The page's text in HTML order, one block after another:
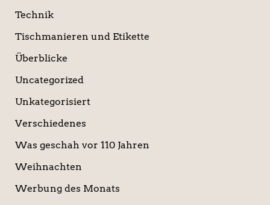
Technik
Tischmanieren und Etikette
Überblicke
Uncategorized
Unkategorisiert
Verschiedenes
Was geschah vor 110 Jahren
Weihnachten
Werbung des Monats